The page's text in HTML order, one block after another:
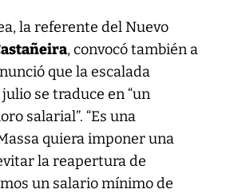
la referente del Nuevo
, convocó también a
que la escalada
se traduce en “un
salarial”. “Es una
quiera imponer una
la reapertura de
un salario mínimo de